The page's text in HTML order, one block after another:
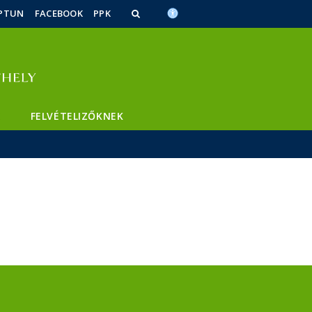
FACEBOOK PPK
FELVÉTELIZŐKNEK